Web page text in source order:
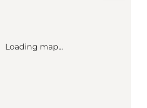
Loading map...